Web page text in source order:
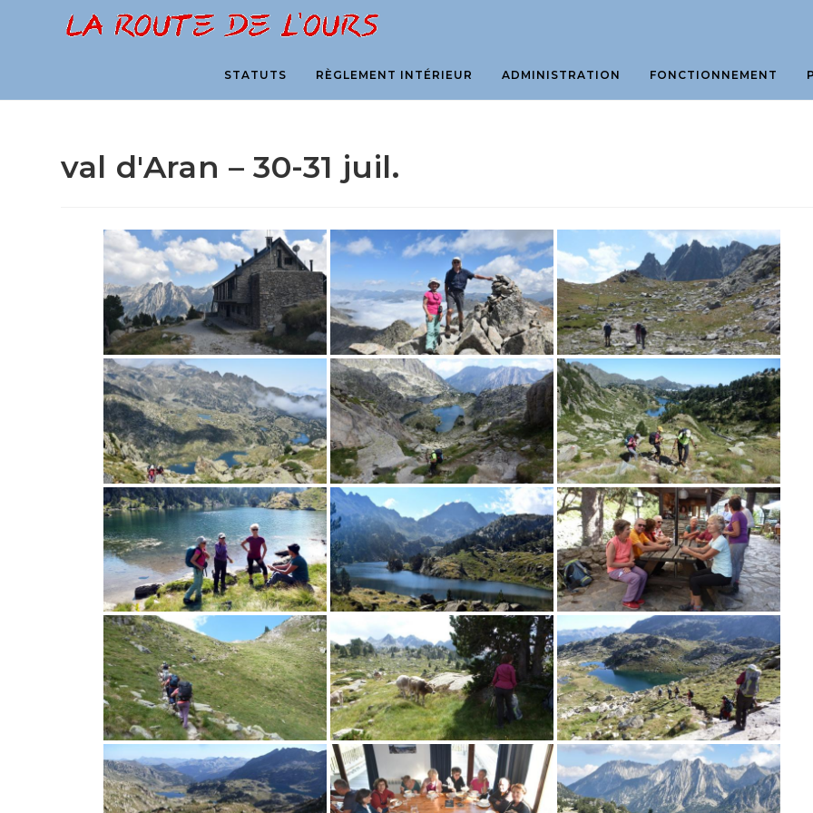
STATUTS RÈGLEMENT INTÉRIEUR ADMINISTRATION FONCTIONNEMENT
val d'Aran – 30-31 juil.